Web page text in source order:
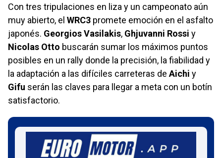
Con tres tripulaciones en liza y un campeonato aún
muy abierto, el WRC3 promete emoción en el asfalto
japonés. Georgios Vasilakis, Ghjuvanni Rossi y
Nicolas Otto buscarán sumar los máximos puntos
posibles en un rally donde la precisión, la fiabilidad y
la adaptación a las difíciles carreteras de Aichi y
Gifu serán las claves para llegar a meta con un botín
satisfactorio.